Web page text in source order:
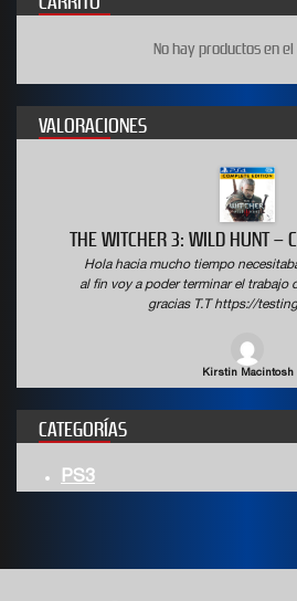
No hay productos en el
VALORACIONES
THE WITCHER 3: WILD HUNT –
Hola hacia mucho tiempo
al fin voy a poder terminar el trabajo
gracias T.T https://
Kirstin Macintosh
CATEGORÍAS
PS3